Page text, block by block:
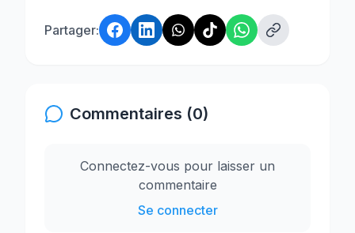
Partager:
Commentaires (0)
Connectez-vous pour laisser un
commentaire
Se connecter